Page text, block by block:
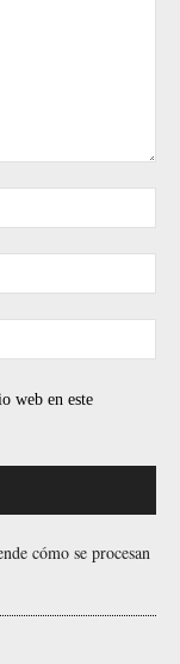
web en este
cómo se procesan